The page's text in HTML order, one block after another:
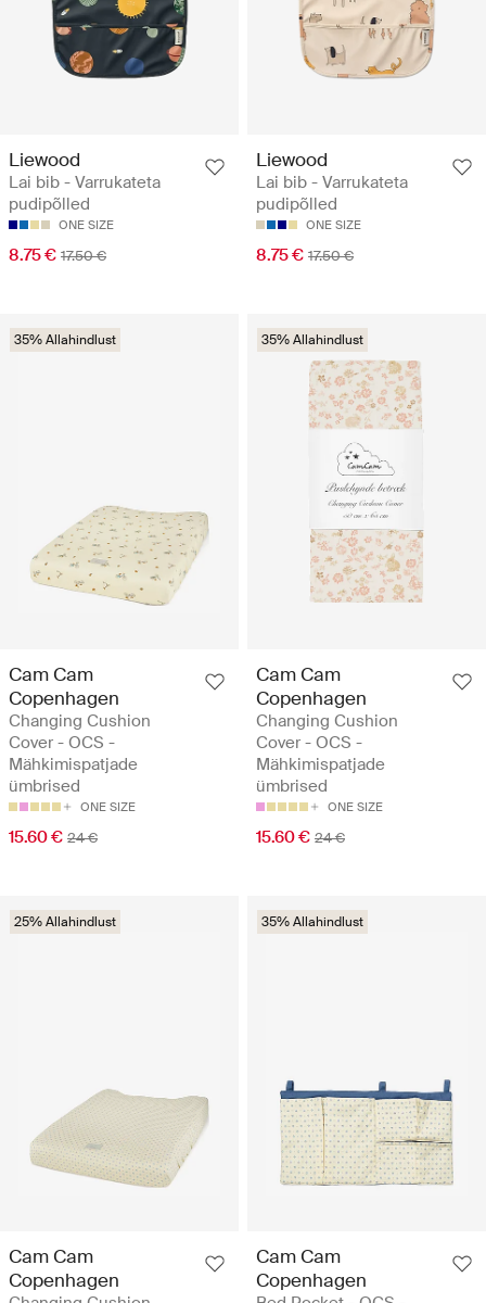
Liewood
Lai bib - Varrukateta
pudipõlled
ONE SIZE
8.75 € 17.50 €
Liewood
Lai bib - Varrukateta
pudipõlled
ONE SIZE
8.75 € 17.50 €
35% Allahindlust
Cam Cam
Copenhagen
Changing Cushion
Cover - OCS -
Mähkimispatjade
ümbrised
ONE SIZE
15.60 € 24 €
35% Allahindlust
Cam Cam
Copenhagen
Changing Cushion
Cover - OCS -
Mähkimispatjade
ümbrised
ONE SIZE
15.60 € 24 €
25% Allahindlust
Cam Cam
Copenhagen
35% Allahindlust
Cam Cam
Copenhagen